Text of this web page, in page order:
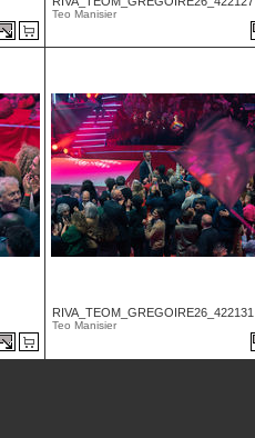
Teo Manisier
RIVA_TEOM_GREGOIRE26_422131
Teo Manisier